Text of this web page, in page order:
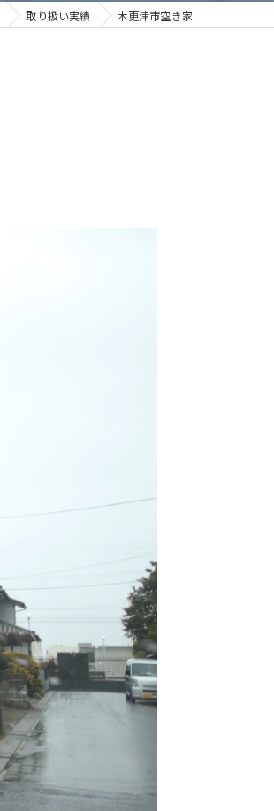
取り扱い実績 木更津市空き家